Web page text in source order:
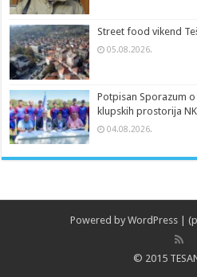
Street food vikend
05.08.2026.
Potpisan Sporazum
klupskih prostorija
04.08.2026.
Powered by WordPress|
© 2015